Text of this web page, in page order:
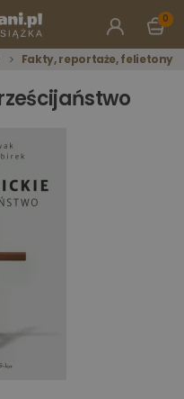
0
Fakty, reportaże, felietony